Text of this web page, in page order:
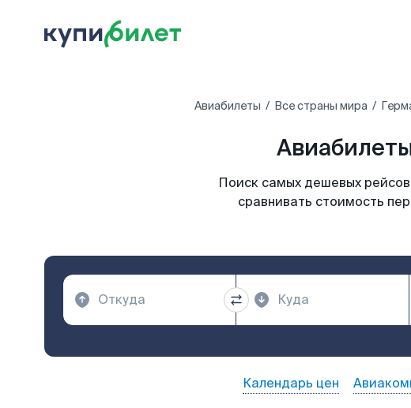
Авиабилеты Все страны мира
Поиск самых дешевых
сравнивать стоимость
Календарь цен